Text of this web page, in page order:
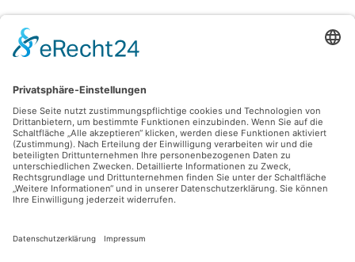
Alle Preise inkl. gesetzl. Mehrwertsteuer zzgl.
und ggf.
Nachnahmegebühren, wenn nicht anders angegeben.
© 2026 Lovehurts Bikes - Alle Rechte vorbehalten. Theme by